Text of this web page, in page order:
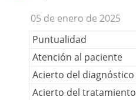
05 de enero de 2025
Puntualidad
Atención al paciente
Acierto del diagnóstico
Acierto del tratamiento